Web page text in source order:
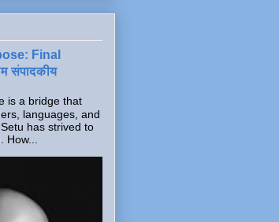
Final
संपादकीय
is a bridge that
languages, and
has strived to